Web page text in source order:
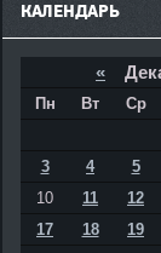
КАЛЕНДАРЬ
«
Пн Вт Ср
3
4 5
10
11 12
17
18 19